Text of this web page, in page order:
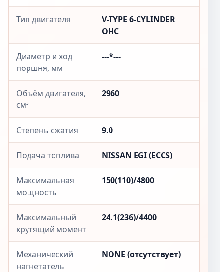
Тип двигателя
V-TYPE 6-CYLINDER
OHC
Диаметр и ход
поршня, мм
---*---
Объём двигателя,
см³
2960
Степень сжатия 9.0
Подача топлива NISSAN EGI (ECCS)
Максимальная
мощность
150(110)/4800
Максимальный
крутящий момент
24.1(236)/4400
Механический
нагнетатель
NONE (отсутствует)